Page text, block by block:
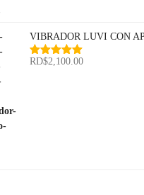
VIBRADOR LUVI CON
Valorado
RD$2,100.00